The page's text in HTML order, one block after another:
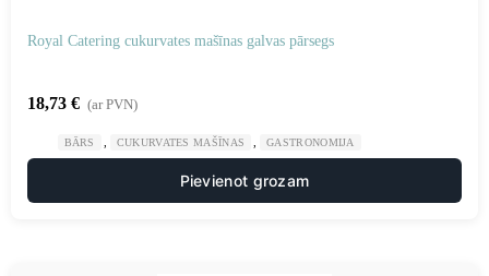
Royal Catering cukurvates mašīnas galvas pārsegs
18,73 € (ar PVN)
BĀRS CUKURVATES MAŠĪNAS GASTRONOMIJA
Pievienot grozam